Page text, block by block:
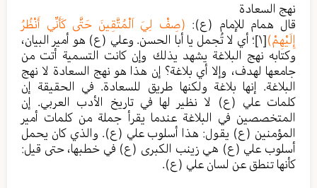
نهج السعادة
قال همام للإمام (ع): (صِفْ لِيَ اَلْمُتَّقِينَ حَتَّى كَأَنِّي أَنْظُرُ
إِلَيْهِمْ)[١] ؛ أي لا تُجمل يا أبا الحسن. وعلي (ع) هو أمير البيان،
وكتابه نهج البلاغة يشهد يذلك وإن كانت التسمية أتت من
جامعها لهدف، وإلا أي بلاغة؟ إن هذا هو نهج السعادة لا نهج
البلاغة. إنها بلاغة ولكنها طريق للسعادة. في الحقيقة إن
كلمات علي (ع) لا نظير لها في تاريخ الأدب العربي. إن
المتخصصين في البلاغة عندما يقرأ جملة من كلمات أمير
المؤمنين (ع) يقول: هذا أسلوب علي (ع). والذي كان يحمل
أسلوب علي (ع) هي زينب الكبرى (ع) في خطبها، حتى قيل:
كأنها تنطق عن لسان علي (ع).